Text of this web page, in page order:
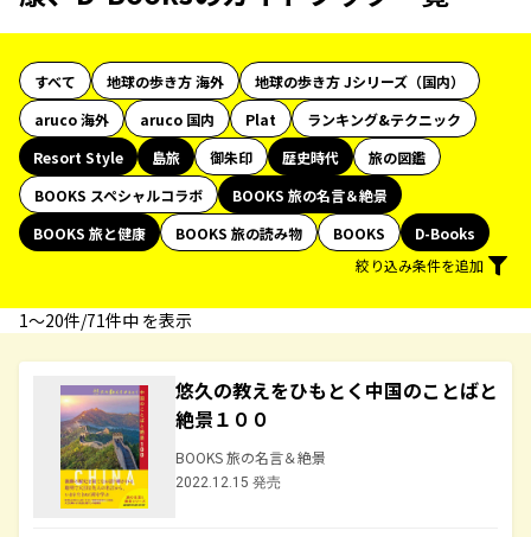
すべて 地球の歩き方 海外
地球の歩き方 Jシリーズ（国内）
aruco 海外
aruco 国内 Plat
ランキング&テクニック
Resort Style
島旅 御朱印 歴史時代
旅の図鑑
BOOKS スペシャルコラボ
BOOKS 旅の名言＆絶景
BOOKS 旅と健康
BOOKS 旅の読み物 BOOKS
D-Books
絞り込み条件を追加
1〜20件/71件中 を表示
悠久の教えをひもとく中国のことばと
絶景１００
BOOKS 旅の名言＆絶景
2022.12.15 発売